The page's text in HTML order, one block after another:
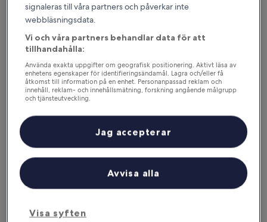
Hopewell Hotel
Hopewell Hotel
stjärnigt
Wan Chai
Hopewell Hotel
signaleras till våra partners och påverkar inte
webbläsningsdata.
Vi och våra partners behandlar data för att
tillhandahålla:
Använda exakta uppgifter om geografisk positionering. Aktivt läsa av
enhetens egenskaper för identifieringsändamål. Lagra och/eller få
åtkomst till information på en enhet. Personanpassad reklam och
innehåll, reklam- och innehållsmätning, forskning angående målgrupp
och tjänsteutveckling.
Visa syften
Avvisa alla
Jag accepterar